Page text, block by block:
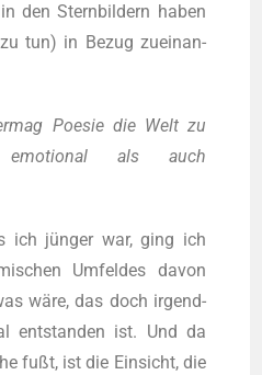
den Stern­bil­dern haben
tun) in Bezug zuein­an­
Poe­sie die Welt zu
emo­tio­nal als auch
ich jün­ger war, ging ich
Umfel­des davon
wäre, das doch irgend­
ent­stan­den ist. Und da
fußt, ist die Ein­sicht, die